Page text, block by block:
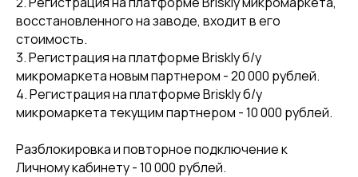
восстановленного на заводе, входит в его
стоимость.
3. Регистрация на платформе Briskly б/у
микромаркета новым партнером - 20 000 рублей.
4. Регистрация на платформе Briskly б/у
микромаркета текущим партнером - 10 000 рублей.
Разблокировка и повторное подключение к
Личному кабинету - 10 000 рублей.